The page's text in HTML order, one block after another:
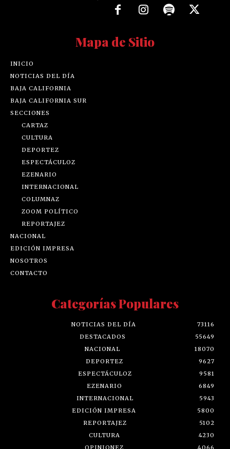
Mapa de Sitio
INICIO
NOTICIAS DEL DÍA
BAJA CALIFORNIA
BAJA CALIFORNIA SUR
SECCIONES
CARTAZ
CULTURA
DEPORTEZ
ESPECTÁCULOZ
EZENARIO
INTERNACIONAL
COLUMNAZ
ZOOM POLÍTICO
REPORTAJEZ
NACIONAL
EDICIÓN IMPRESA
NOSOTROS
CONTACTO
Categorías Populares
NOTICIAS DEL DÍA
73116
DESTACADOS
55649
NACIONAL
18070
DEPORTEZ
9627
ESPECTÁCULOZ
9581
EZENARIO
6849
INTERNACIONAL
5943
EDICIÓN IMPRESA
5800
REPORTAJEZ
5102
CULTURA
4230
OPINIONEZ
4066